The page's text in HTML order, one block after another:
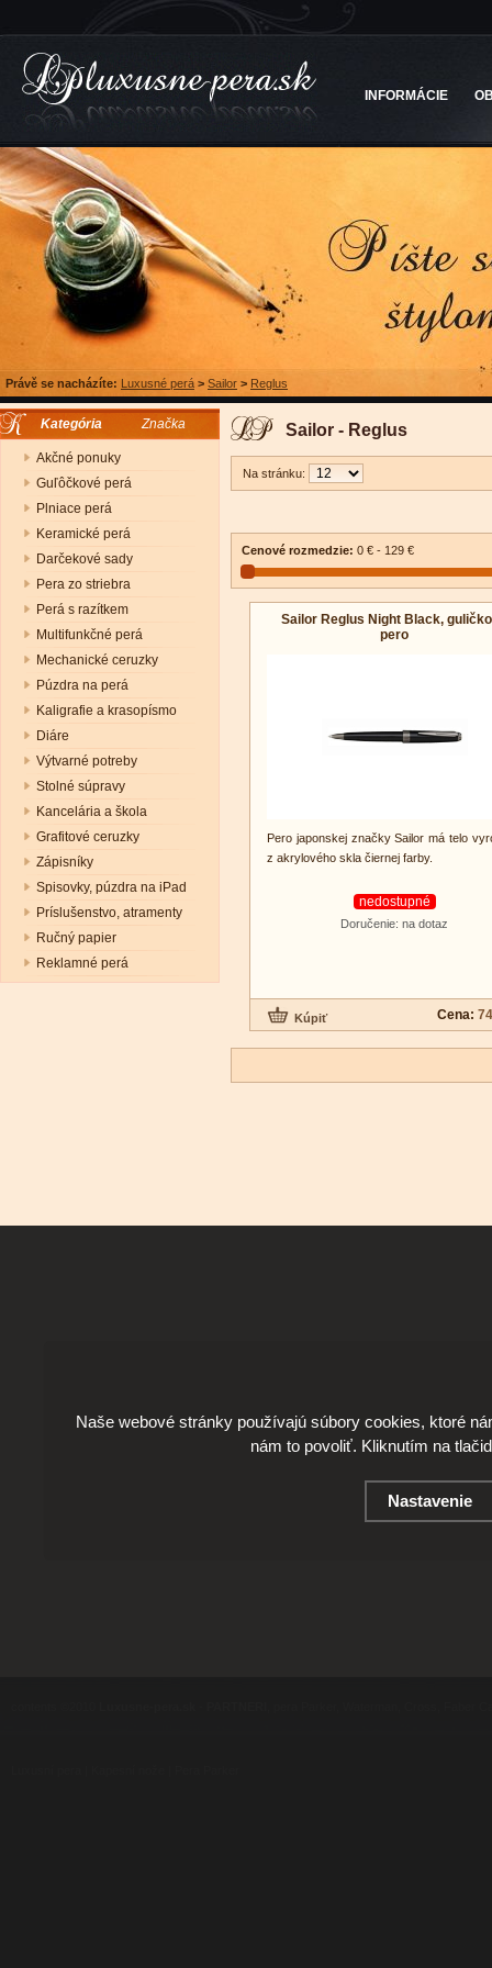
INFORMÁCIE
Právě se nacházíte: Luxusné perá > Sailor > Reglus
Kategória Značka
Akčné ponuky
Guľôčkové perá
Plniace perá
Keramické perá
Darčekové sady
Pera zo striebra
Perá s razítkem
Multifunkčné perá
Mechanické ceruzky
Púzdra na perá
Kaligrafie a krasopísmo
Diáre
Výtvarné potreby
Stolné súpravy
Kancelária a škola
Grafitové ceruzky
Zápisníky
Spisovky, púzdra na iPad
Príslušenstvo, atramenty
Ručný papier
Reklamné perá
Sailor - Reglus
Na stránku:
Cenové rozmedzie: 0 € - 129 €
Sailor Reglus Night Black,
pero
Pero japonskej značky Sailor má telo
z akrylového skla čiernej farby.
nedostupné
Doručenie: na dotaz
Cena:
Naše webové stránky používajú súbory cookies, ktoré
nám to povoliť. Kliknutím na
Nastavenie